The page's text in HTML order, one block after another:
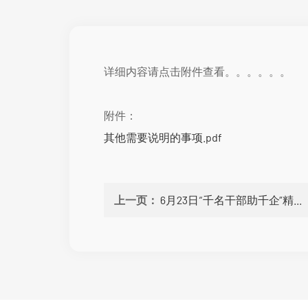
详细内容请点击附件查看。。。。。。
附件：
其他需要说明的事项.pdf
上一页： 6月23日“千名干部助千企”精...